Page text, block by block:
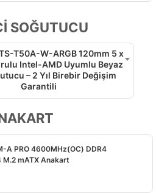
SOĞUTUCU
T50A-W-ARGB 120mm 5 x
Intel-AMD Uyumlu Beyaz
– 2 Yıl Birebir Değişim
Garantili
A PRO 4600MHz(OC) DDR4
M.2 mATX Anakart